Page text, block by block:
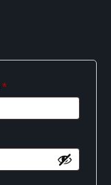
*Obligatorio